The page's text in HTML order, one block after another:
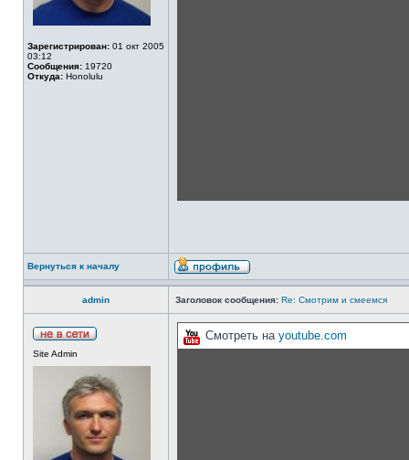
Зарегистрирован: 01 окт 2005
03:12
Сообщения: 19720
Откуда: Honolulu
Вернуться к началу
admin Заголовок сообщения: Re: Смотрим и смеемся
Site Admin
Смотреть на youtube.com